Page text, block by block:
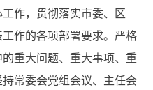
作，贯彻落实市委、区
作的各项部署要求。严格
重大问题、重大事项、重
常委会党组会议、主任会